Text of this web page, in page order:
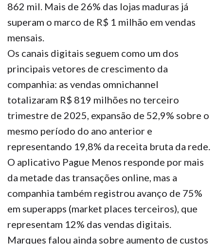
862 mil. Mais de 26% das lojas maduras já
superam o marco de R$ 1 milhão em vendas
mensais.
Os canais digitais seguem como um dos
principais vetores de crescimento da
companhia: as vendas omnichannel
totalizaram R$ 819 milhões no terceiro
trimestre de 2025, expansão de 52,9% sobre o
mesmo período do ano anterior e
representando 19,8% da receita bruta da rede.
O aplicativo Pague Menos responde por mais
da metade das transações online, mas a
companhia também registrou avanço de 75%
em superapps (market places terceiros), que
representam 12% das vendas digitais.
Marques falou ainda sobre aumento de custos